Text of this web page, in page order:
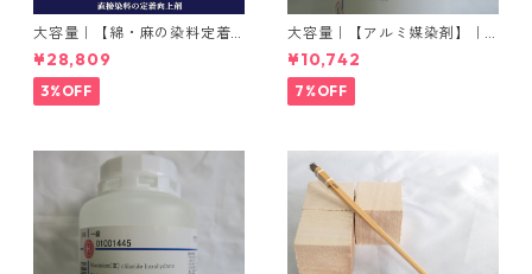
大容量｜【綿・麻の染料定着
向上剤】｜2kg×5本｜ライト
フィックスAコンク
¥28,809
3%OFF
大容量｜【アルミ媒染剤】｜5
00g−3本入り｜塩化アルミニ
ウム
¥10,742
7%OFF